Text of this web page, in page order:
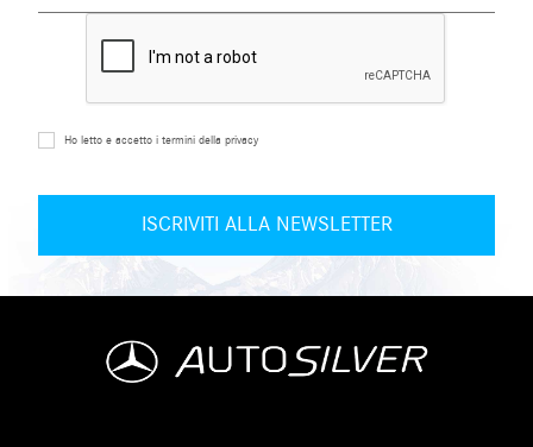
Ho letto e accetto i termini della privacy